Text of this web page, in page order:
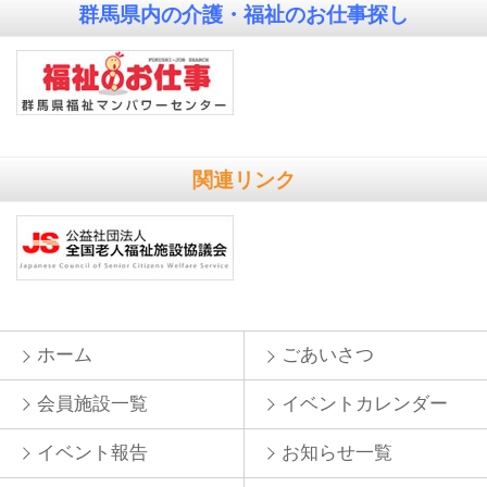
群馬県内の介護・福祉のお仕事探し
関連リンク
ホーム ごあいさつ
会員施設一覧 イベントカレンダー
イベント報告 お知らせ一覧